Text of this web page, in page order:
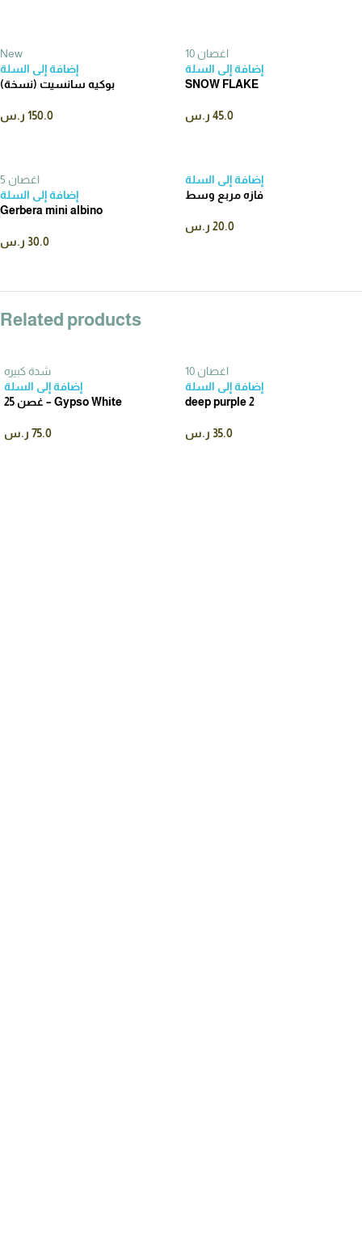
New
إضافة إلى السلة
بوكيه سانسيت (نسخة)
150.0 ر.س
10 اغصان
إضافة إلى السلة
SNOW FLAKE
45.0 ر.س
5 اغصان
إضافة إلى السلة
Gerbera mini albino
30.0 ر.س
إضافة إلى السلة
فازه مربع وسط
20.0 ر.س
Related products
شدة كبيره
إضافة إلى السلة
25 غصن – Gypso White
75.0 ر.س
10 اغصان
إضافة إلى السلة
deep purple 2
35.0 ر.س